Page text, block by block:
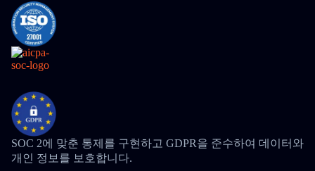
SOC 2에 맞춘 통제를 구현하고 GDPR을 준수하여 데이터와
개인 정보를 보호합니다.